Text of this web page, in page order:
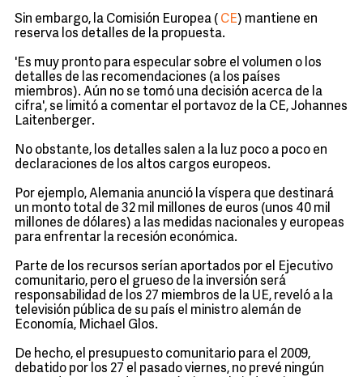
Sin embargo, la Comisión Europea ( CE) mantiene en
reserva los detalles de la propuesta.
'Es muy pronto para especular sobre el volumen o los
detalles de las recomendaciones (a los países
miembros). Aún no se tomó una decisión acerca de la
cifra', se limitó a comentar el portavoz de la CE, Johannes
Laitenberger.
No obstante, los detalles salen a la luz poco a poco en
declaraciones de los altos cargos europeos.
Por ejemplo, Alemania anunció la víspera que destinará
un monto total de 32 mil millones de euros (unos 40 mil
millones de dólares) a las medidas nacionales y europeas
para enfrentar la recesión económica.
Parte de los recursos serían aportados por el Ejecutivo
comunitario, pero el grueso de la inversión será
responsabilidad de los 27 miembros de la UE, reveló a la
televisión pública de su país el ministro alemán de
Economía, Michael Glos.
De hecho, el presupuesto comunitario para el 2009,
debatido por los 27 el pasado viernes, no prevé ningún